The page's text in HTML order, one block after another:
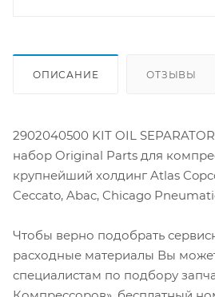
ОПИСАНИЕ ОТЗЫВЫ
2902040500 KIT OIL
набор Original Parts для
крупнейший холдинг Atlas
Ceccato, Abac, Chicago
Чтобы верно подобрать
расходные материалы Вы
специалистам по подбору